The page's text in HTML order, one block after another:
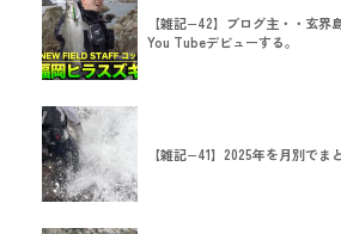
【雑記−42】ブログ主・・玄界
You Tubeデビューする。
【雑記−41】2025年を月別でま